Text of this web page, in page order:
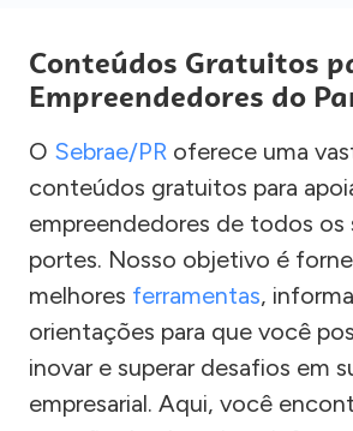
Conteúdos Gratuitos
Empreendedores do
O Sebrae/PR oferece uma
conteúdos gratuitos para
empreendedores de todos os
portes. Nosso objetivo é
melhores ferramentas,
orientações para que você
inovar e superar desafios em
empresarial. Aqui, você